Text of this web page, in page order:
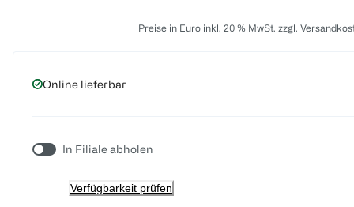
Preise in Euro inkl. 20 % MwSt. zzgl.
Online lieferbar
In Filiale abholen
Verfügbarkeit prüfen